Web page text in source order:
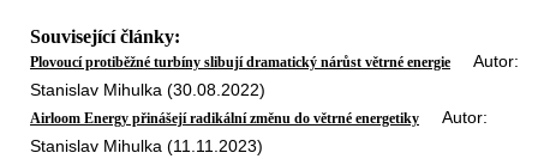
Související články:
Plovoucí protiběžné turbíny slibují dramatický nárůst větrné energie Autor:
Stanislav Mihulka (30.08.2022)
Airloom Energy přinášejí radikální změnu do větrné energetiky Autor:
Stanislav Mihulka (11.11.2023)